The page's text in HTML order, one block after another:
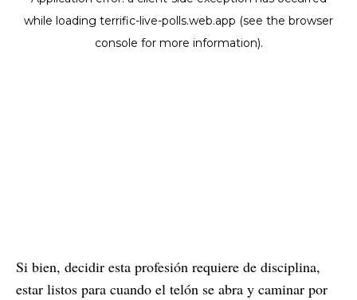
Si bien, decidir esta profesión requiere de disciplina,
estar listos para cuando el telón se abra y caminar por